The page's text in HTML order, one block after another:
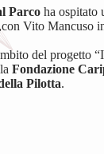
Parco ha ospitato
,con Vito Mancuso
del progetto
Fondazione
Pilotta.